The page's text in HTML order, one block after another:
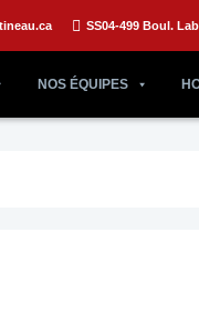
SS04-499 Boul.
NOS ÉQUIPES